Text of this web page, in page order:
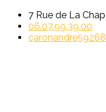
7 Rue de La
06.07.99.39.00